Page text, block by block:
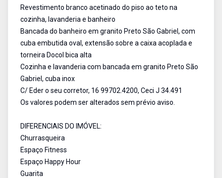
Revestimento branco acetinado do piso ao teto na
cozinha, lavanderia e banheiro
Bancada do banheiro em granito Preto São Gabriel, com
cuba embutida oval, extensão sobre a caixa acoplada e
torneira Docol bica alta
Cozinha e lavanderia com bancada em granito Preto São
Gabriel, cuba inox
C/ Eder o seu corretor, 16 99702.4200, Ceci J 34.491
Os valores podem ser alterados sem prévio aviso.
DIFERENCIAIS DO IMÓVEL:
Churrasqueira
Espaço Fitness
Espaço Happy Hour
Guarita